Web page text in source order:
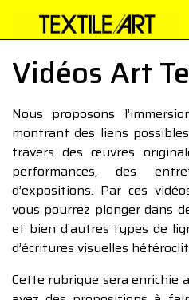
Vidéos Art
Nous proposons
montrant des liens
travers des œuvres
performances, des
d’expositions. Par ces
vous pourrez plonger dans
et bien d’autres types de
d’écritures visuelles
Cette rubrique sera enrichie